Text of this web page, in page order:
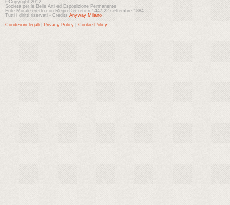
©Copyright 2012
Società per le Belle Arti ed Esposizione Permanente
Ente Morale eretto con Regio Decreto n.1447-22 settembre 1884
Tutti i diritti riservati - Credits Anyway Milano
Condizioni legali
Privacy Policy Cookie Policy